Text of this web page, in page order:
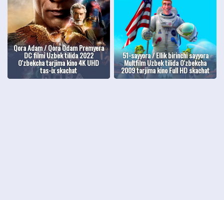
Qora Adam / Qora Odam Premyera
DC filmi Uzbek tilida 2022
O'zbekcha tarjima kino 4K UHD
tas-ix skachat
51-sayyora / Ellik birinchi sayyora
Multfilm Uzbek tilida O'zbekcha
2009 tarjima kino Full HD skachat